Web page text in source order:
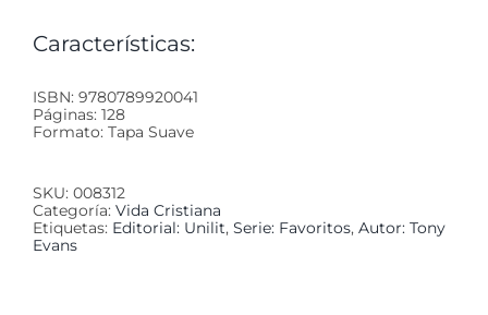
Características:
ISBN: 9780789920041
Páginas: 128
Formato: Tapa Suave
SKU: 008312
Categoría: Vida Cristiana
Etiquetas: Editorial: Unilit, Serie: Favoritos, Autor: Tony
Evans